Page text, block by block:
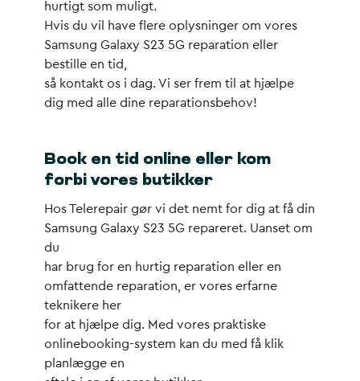
hurtigt som muligt.
Hvis du vil have flere oplysninger om vores
Samsung Galaxy S23 5G reparation eller
bestille en tid,
så kontakt os i dag. Vi ser frem til at hjælpe
dig med alle dine reparationsbehov!
Book en tid online eller kom
forbi vores butikker
Hos Telerepair gør vi det nemt for dig at få din
Samsung Galaxy S23 5G repareret. Uanset om
du
har brug for en hurtig reparation eller en
omfattende reparation, er vores erfarne
teknikere her
for at hjælpe dig. Med vores praktiske
onlinebooking-system kan du med få klik
planlægge en